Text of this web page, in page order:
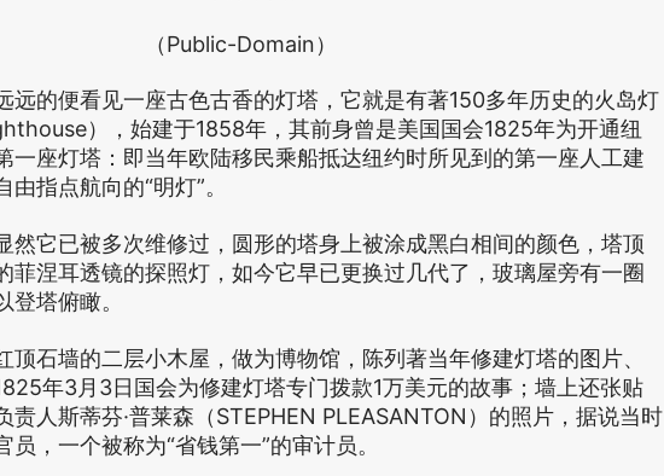
（Public-Domain）
远的便看见一座古色古香的灯塔，它就是有著150多年历史的火岛灯
），始建于1858年，其前身曾是美国国会1825年为开通纽
一座灯塔：即当年欧陆移民乘船抵达纽约时所见到的第一座人工建
由指点航向的“明灯”。
然它已被多次维修过，圆形的塔身上被涂成黑白相间的颜色，塔顶
菲涅耳透镜的探照灯，如今它早已更换过几代了，玻璃屋旁有一圈
登塔俯瞰。
顶石墙的二层小木屋，做为博物馆，陈列著当年修建灯塔的图片、
年3月 3 日国会为修建灯塔专门拨款1万美元的故事；墙上还张贴
责人斯蒂芬·普莱森（ STEPHEN PLEASANTON ）的照片，据说当时
员，一个被称为“省钱第一”的审计员。